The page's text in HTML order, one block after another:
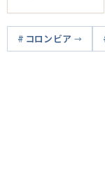
コロンビア